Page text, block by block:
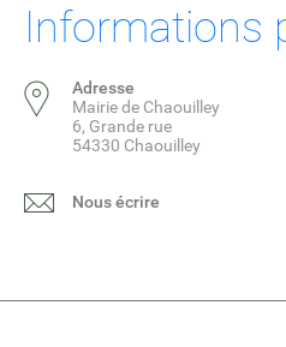
Informations
Adresse
Mairie de Chaouilley
6, Grande rue
54330 Chaouilley
Nous écrire